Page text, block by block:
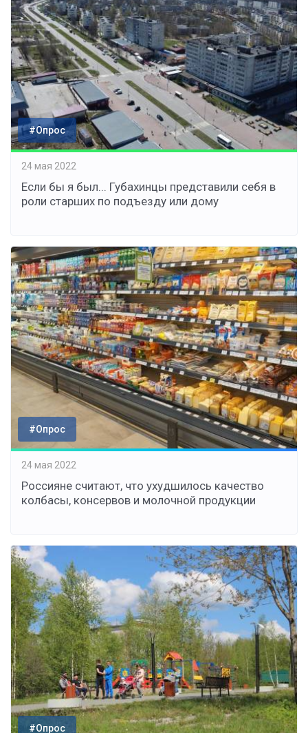
#Опрос
24 мая 2022
Если бы я был... Губахинцы представили себя в
роли старших по подъезду или дому
#Опрос
24 мая 2022
Россияне считают, что ухудшилось качество
колбасы, консервов и молочной продукции
#Опрос